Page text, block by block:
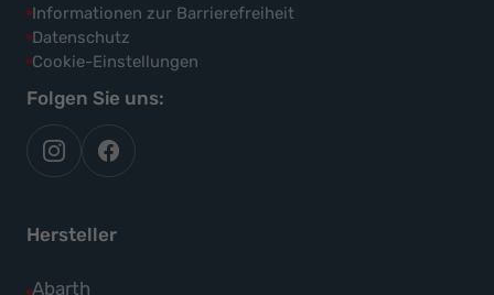
Informationen zur Barrierefreiheit
Datenschutz
Cookie-Einstellungen
Folgen Sie uns:
autoflex
auf
autoflex24
auf
Hersteller
Abarth
Alle